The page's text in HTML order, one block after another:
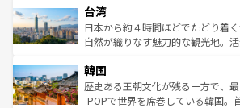
情報は
人々、おいしいローカルフードやハ
ク、伝統的なフラダンスなど、す
っている。訪れるたびに新しい発見
はコンテンツ一覧
リアリーフや大陸中央部にそびえる
ク）、タスマニアの美しい原生林
ど、見どころがたくさん。また、
いる。アクティビティも充実してお
ビング、ハイキングなど、アウト
い。オーストラリアの多彩な魅力
台湾
日本から約４時間ほどでたどり着
自然が織りなす魅力的な観光地。
ン）、静ひつな山岳地帯である台湾
と山間の静けさが共存しており、
驚きをもたらしてくれる。また、
韓国
歴史ある王朝文化が残る一方で、
-POPで世界を席巻している韓国。